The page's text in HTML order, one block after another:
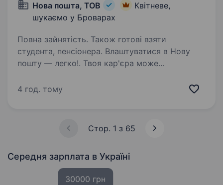
Нова пошта, ТОВ
Квітневе,
шукаємо у Броварах
Повна зайнятість. Також готові взяти
студента, пенсіонера. Влаштуватися в Нову
пошту — легко!. Твоя кар'єра може
ми в пошуку вантажника. Ти шукаєш?
4 год. тому
Стор. 1 з 65
Середня зарплата в Україні
30000 грн